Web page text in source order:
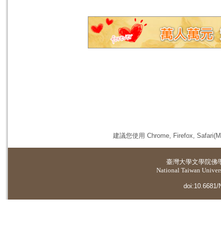
建議您使用 Chrome, Firefox,
臺灣大學文學院佛
National Taiwan
doi:10.6681/